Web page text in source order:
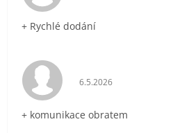
+ Rychlé dodání
Hodnocení obchodu je
6.5.2026
+ komunikace obratem